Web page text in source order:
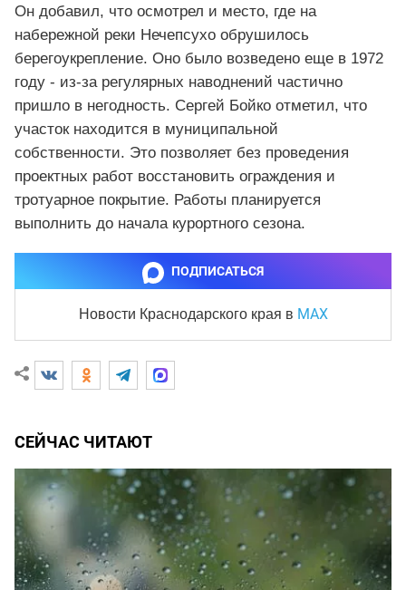
Он добавил, что осмотрел и место, где на
набережной реки Нечепсухо обрушилось
берегоукрепление. Оно было возведено еще в 1972
году - из-за регулярных наводнений частично
пришло в негодность. Сергей Бойко отметил, что
участок находится в муниципальной
собственности. Это позволяет без проведения
проектных работ восстановить ограждения и
тротуарное покрытие. Работы планируется
выполнить до начала курортного сезона.
ПОДПИСАТЬСЯ
Новости Краснодарского края в MAX
СЕЙЧАС ЧИТАЮТ